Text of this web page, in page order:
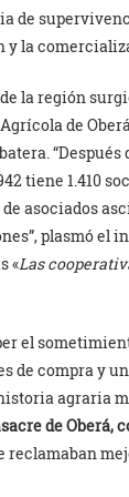
de
y la
la región
de
tiene 1.410
asociados
plasmó el
«Las
el
de compra y
agraria
de
reclamaban